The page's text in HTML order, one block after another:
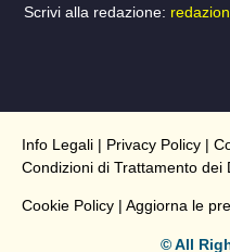
Scrivi alla redazione:
Info Legali | Privacy Policy |
Condizioni di Trattamento dei
Cookie Policy | Aggiorna le
© All